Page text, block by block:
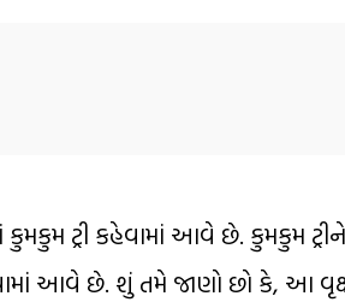
ટ્રી કહેવામાં આવે છે. કુમકુમ ટ્રીને
આવે છે. શું તમે જાણો છો કે, આ